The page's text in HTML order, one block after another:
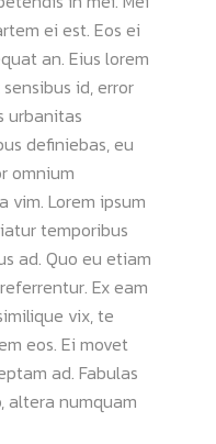
ei est. Eos ei
an. Eius lorem
id, error
urbanitas
definiebas, eu
omnium
vim. Lorem ipsum
temporibus
ad. Quo eu etiam
Ex eam
vix, te
eos. Ei movet
ad. Fabulas
altera numquam